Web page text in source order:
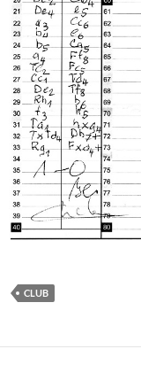
CLUB